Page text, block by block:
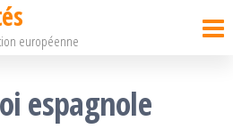
européenne
espagnole